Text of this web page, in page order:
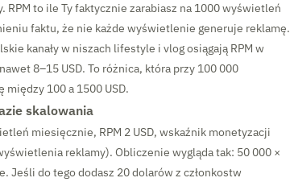
RPM to ile Ty faktycznie zarabiasz na 1000 wyświetleń
faktu, że nie każde wyświetlenie generuje reklamę.
kanały w niszach lifestyle i vlog osiągają RPM w
8–15 USD. To różnica, która przy 100 000
100 a 1500 USD.
skalowania
miesięcznie, RPM 2 USD, wskaźnik monetyzacji
reklamy). Obliczenie wygląda tak: 50 000 ×
Jeśli do tego dodasz 20 dolarów z członkostw